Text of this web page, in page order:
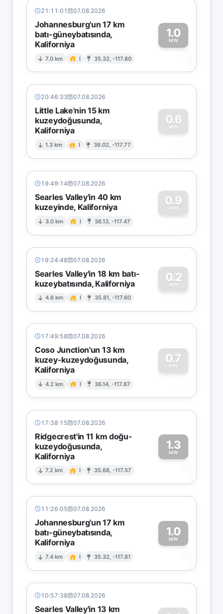
21:11:01 07.08.2026
Johannesburg'un 17 km
batı-güneybatısında,
Kaliforniya
7.0 km I 35.32, -117.80
1.0
MW
1
20:46:33 07.08.2026
Little Lake'nin 15 km
kuzeydoğusunda,
Kaliforniya
1.3 km I 36.02, -117.77
0.6
MW
0
19:49:14 07.08.2026
Searles Valley'in 40 km
kuzeyinde, Kaliforniya
3.0 km I 36.13, -117.47
0.9
MW
0
19:24:48 07.08.2026
Searles Valley'in 18 km batı-
kuzeybatısında, Kaliforniya
4.6 km I 35.81, -117.60
0.2
MW
0
17:49:58 07.08.2026
Coso Junction'un 13 km
kuzey-kuzeydoğusunda,
Kaliforniya
4.2 km I 36.14, -117.87
0.7
MW
0
17:38:15 07.08.2026
Ridgecrest'in 11 km doğu-
kuzeydoğusunda,
Kaliforniya
7.2 km I 35.68, -117.57
1.3
MW
1
11:26:05 07.08.2026
Johannesburg'un 17 km
batı-güneybatısında,
Kaliforniya
7.4 km I 35.32, -117.81
1.0
MW
1
10:57:38 07.08.2026
Searles Valley'in 13 km